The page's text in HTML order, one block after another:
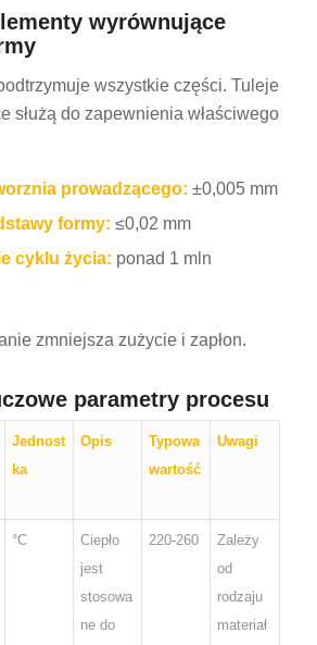
wyrównujące
wszystkie części. Tuleje
służą do zapewnienia właściwego
prowadzącego: ±0,005 mm
formy: ≤0,02 mm
cyklu życia: ponad 1 mln
zmniejsza zużycie i zapłon.
parametry procesu
Jednost
ka
Opis
Typowa
wartość
Uwagi
°C
Ciepło
jest
stosowa
ne do
220-260
Zależy
od
rodzaju
materiał